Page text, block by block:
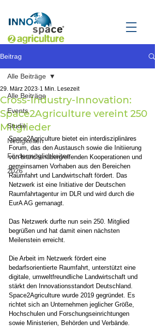
Beitrag
Alle Beiträge
Events
Studie
Neuigkeiten
Fördermöglichkeiten
2026
Alle Beiträge
Cross-Industry-Innovation:
Space2Agriculture vereint 250
Mitglieder
29. März 2023 1 Min. Lesezeit
Space2Agriculture bietet ein interdisziplinäres
Forum, das den Austausch sowie die Initiierung
von branchenübergreifenden Kooperationen und
gemeinsamen Vorhaben aus den Bereichen
Raumfahrt und Landwirtschaft fördert. Das
Netzwerk ist eine Initiative der Deutschen
Raumfahrtagentur im DLR und wird durch die
EurA AG gemanagt.
Das Netzwerk durfte nun sein 250. Mitglied
begrüßen und hat damit einen nächsten
Meilenstein erreicht.
Die Arbeit im Netzwerk fördert eine
bedarfsorientierte Raumfahrt, unterstützt eine
digitale, umweltfreundliche Landwirtschaft und
stärkt den Innovationsstandort Deutschland.
Space2Agriculture wurde 2019 gegründet. Es
richtet sich an Unternehmen jeglicher Größe,
Hochschulen und Forschungseinrichtungen
sowie Ministerien, Behörden und Verbände.